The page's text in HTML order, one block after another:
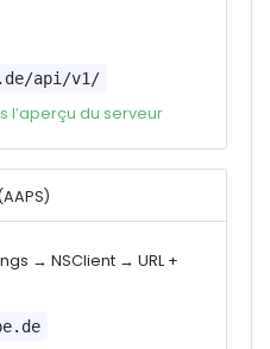
api/v1/
l’aperçu du serveur
→ NSClient → URL +